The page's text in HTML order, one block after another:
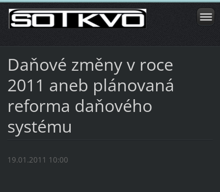
Daňové změny v roce
2011 aneb plánovaná
reforma daňového
systému
19.01.2011 10:00